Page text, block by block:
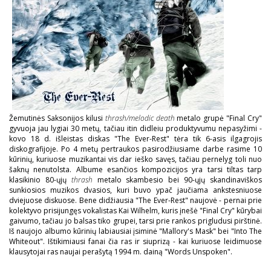
Žemutinės Saksonijos kilusi thrash/melodic death metalo grupė "Final Cry"
gyvuoja jau lygiai 30 metų, tačiau itin didleiu produktyvumu nepasyžimi -
kovo 18 d. išleistas diskas "The Ever-Rest" tėra tik 6-asis ilgagrojis
diskografijoje. Po 4 metų pertraukos pasirodžiusiame darbe rasime 10
kūrinių, kuriuose muzikantai vis dar ieško savęs, tačiau pernelyg toli nuo
šaknų nenutolsta. Albume esančios kompozicijos yra tarsi tiltas tarp
klasikinio 80-ųjų thrash metalo skambesio bei 90-ųjų skandinaviškos
sunkiosios muzikos dvasios, kuri buvo ypač jaučiama ankstesniuose
dviejuose diskuose. Bene didžiausia "The Ever-Rest" naujovė - pernai prie
kolektyvo prisijungęs vokalistas Kai Wilhelm, kuris įnešė "Final Cry" kūrybai
gaivumo, tačiau jo balsas tiko grupei, tarsi prie rankos prigludusi pirštinė.
Iš naujojo albumo kūrinių labiausiai įsiminė "Mallory's Mask" bei "Into The
Whiteout". Ištikimiausi fanai čia ras ir siuprizą - kai kuriuose leidimuose
klausytojai ras naujai perašytą 1994 m. dainą "Words Unspoken".